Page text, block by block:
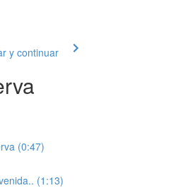
y continuar
(0:47)
(1:13)